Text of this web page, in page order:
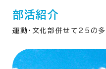
部活紹介
運動・文化部併せて25の